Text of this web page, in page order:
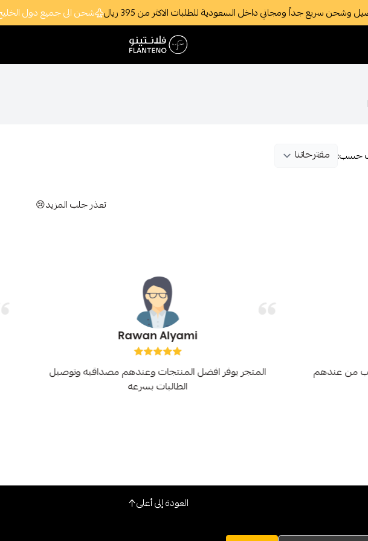
وشحن سريع جداً ومجاني داخل السعودية للطلبات الاكثر من 395 ريال شحن الى جميع دول الخليج
فلانتينو اكبر صالة عرض اقتصادية بالجملة
حسب:
تعذر جلب المزيد😢
من عندهم
Rawan Alyami
المتجر يوفر افضل المنتجات وعندهم مصداقيه وتوصيل
الطالبات بسرعه
العودة إلى أعلى